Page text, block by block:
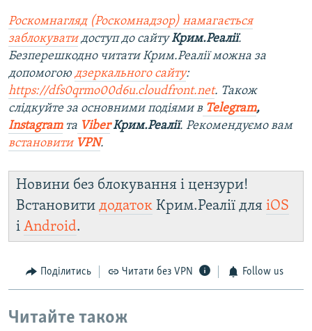
Роскомнагляд (Роскомнадзор) намагається
заблокуватидоступ до сайтуКрим.Реалії.
Безперешкодно читати Крим.Реалії можна за
допомогою дзеркального сайту:
https://dfs0qrmo00d6u.cloudfront.net. Також
слідкуйте за основними подіями в Telegram,
Instagramта ViberКрим.Реалії. Рекомендуємо вам
встановити VPN.
Новини без блокування і цензури!
Встановити додаток Крим.Реалії для iOS
і Android.
Поділитись Читати без VPN Follow us
Читайте також